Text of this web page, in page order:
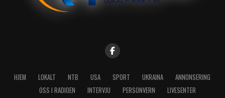
HJEM LOKALT NTB USA SPORT UKRAINA
ANNONSERING
OSS I RADIOEN
INTERVJU PERSONVERN LIVESENTER